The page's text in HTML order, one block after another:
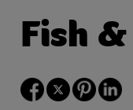
Fish